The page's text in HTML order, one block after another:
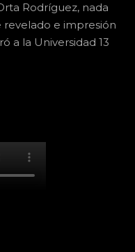
Rodríguez, nada
revelado e impresión
a la Universidad 13